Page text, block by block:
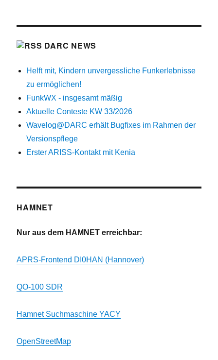
DARC NEWS
Helft mit, Kindern unvergessliche Funkerlebnisse
zu ermöglichen!
FunkWX - insgesamt mäßig
Aktuelle Conteste KW 33/2026
Wavelog@DARC erhält Bugfixes im Rahmen der
Versionspflege
Erster ARISS-Kontakt mit Kenia
HAMNET
Nur aus dem HAMNET erreichbar:
APRS-Frontend DI0HAN (Hannover)
QO-100 SDR
Hamnet Suchmaschine YACY
OpenStreetMap